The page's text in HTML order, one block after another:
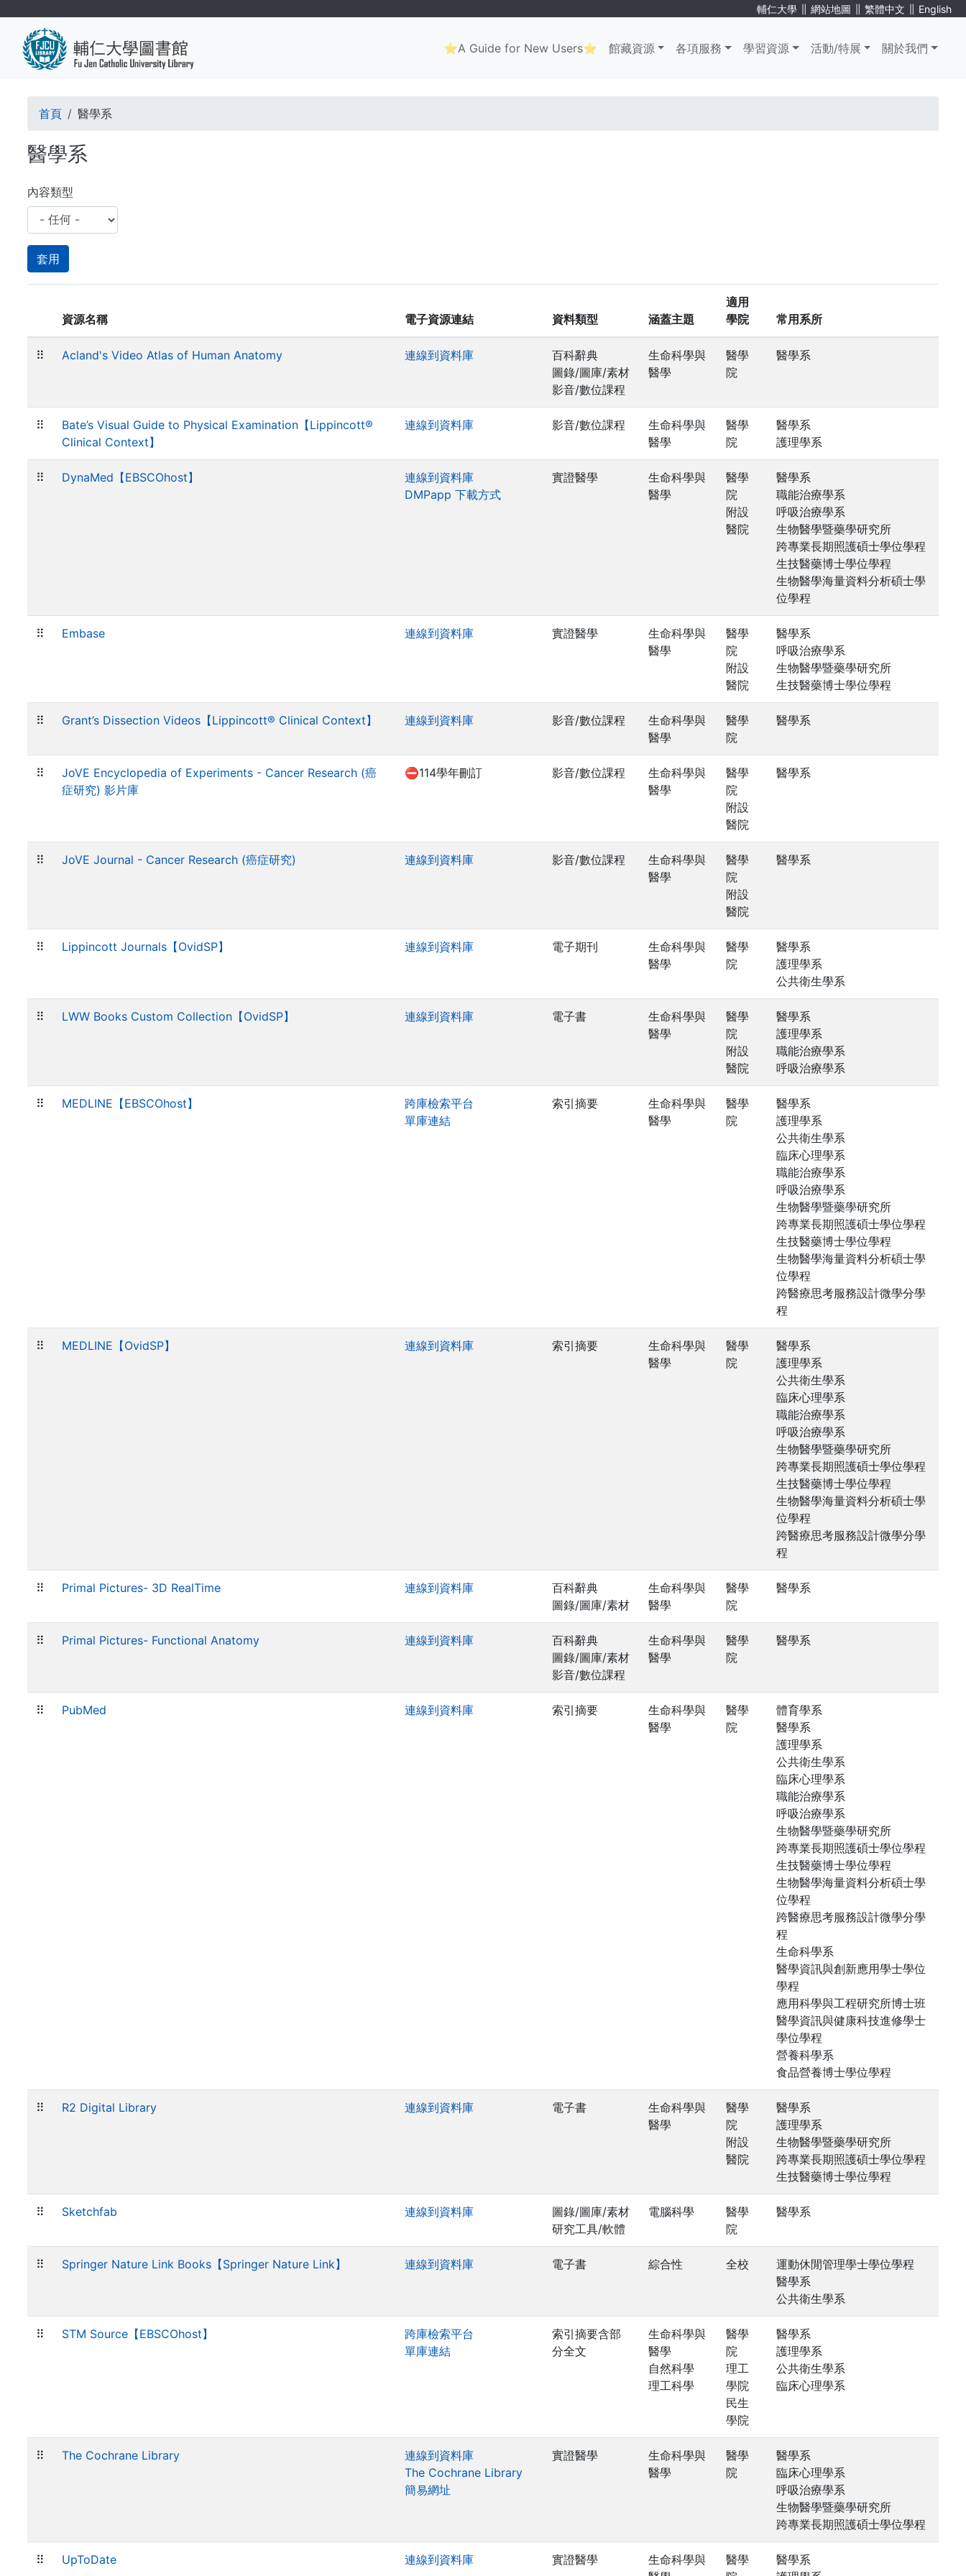
輔仁大學 ∥ 網站地圖 ∥ 繁體中文 ∥ English
Main
navigation
⭐A Guide for New Users⭐ 館藏資源 各項服務 學習資源 活動/特展 關於我們
導
航
連
結
首頁 醫學系
醫學系
內容類型
資源名稱 電子資源連結 資料類型 涵蓋主題
適用
學院
常用系所
⠿ Acland's Video Atlas of Human Anatomy 連線到資料庫
百科辭典
圖錄/圖庫/素材
影音/數位課程
生命科學與
醫學
醫學
院
醫學系
⠿
Bate’s Visual Guide to Physical Examination【Lippincott®
Clinical Context】
連線到資料庫 影音/數位課程
生命科學與
醫學
醫學
院
醫學系
護理學系
⠿ DynaMed【EBSCOhost】
連線到資料庫
DMPapp 下載方式
實證醫學
生命科學與
醫學
醫學
院
附設
醫院
醫學系
職能治療學系
呼吸治療學系
生物醫學暨藥學研究所
跨專業長期照護碩士學位學程
生技醫藥博士學位學程
生物醫學海量資料分析碩士學
位學程
⠿ Embase 連線到資料庫 實證醫學
生命科學與
醫學
醫學
院
附設
醫院
醫學系
呼吸治療學系
生物醫學暨藥學研究所
生技醫藥博士學位學程
⠿ Grant’s Dissection Videos【Lippincott® Clinical Context】 連線到資料庫 影音/數位課程
生命科學與
醫學
醫學
院
醫學系
⠿
JoVE Encyclopedia of Experiments - Cancer Research (癌
症研究) 影片庫
⛔114學年刪訂 影音/數位課程
生命科學與
醫學
醫學
院
附設
醫院
醫學系
⠿ JoVE Journal - Cancer Research (癌症研究) 連線到資料庫 影音/數位課程
生命科學與
醫學
醫學
院
附設
醫院
醫學系
⠿ Lippincott Journals【OvidSP】 連線到資料庫 電子期刊
生命科學與
醫學
醫學
院
醫學系
護理學系
公共衛生學系
⠿ LWW Books Custom Collection【OvidSP】 連線到資料庫 電子書
生命科學與
醫學
醫學
院
附設
醫院
醫學系
護理學系
職能治療學系
呼吸治療學系
⠿ MEDLINE【EBSCOhost】
跨庫檢索平台
單庫連結
索引摘要
生命科學與
醫學
醫學
院
醫學系
護理學系
公共衛生學系
臨床心理學系
職能治療學系
呼吸治療學系
生物醫學暨藥學研究所
跨專業長期照護碩士學位學程
生技醫藥博士學位學程
生物醫學海量資料分析碩士學
位學程
跨醫療思考服務設計微學分學
程
⠿ MEDLINE【OvidSP】 連線到資料庫 索引摘要
生命科學與
醫學
醫學
院
醫學系
護理學系
公共衛生學系
臨床心理學系
職能治療學系
呼吸治療學系
生物醫學暨藥學研究所
跨專業長期照護碩士學位學程
生技醫藥博士學位學程
生物醫學海量資料分析碩士學
位學程
跨醫療思考服務設計微學分學
程
⠿ Primal Pictures- 3D RealTime 連線到資料庫
百科辭典
圖錄/圖庫/素材
生命科學與
醫學
醫學
院
醫學系
⠿ Primal Pictures- Functional Anatomy 連線到資料庫
百科辭典
圖錄/圖庫/素材
影音/數位課程
生命科學與
醫學
醫學
院
醫學系
⠿ PubMed 連線到資料庫 索引摘要
生命科學與
醫學
醫學
院
體育學系
醫學系
護理學系
公共衛生學系
臨床心理學系
職能治療學系
呼吸治療學系
生物醫學暨藥學研究所
跨專業長期照護碩士學位學程
生技醫藥博士學位學程
生物醫學海量資料分析碩士學
位學程
跨醫療思考服務設計微學分學
程
生命科學系
醫學資訊與創新應用學士學位
學程
應用科學與工程研究所博士班
醫學資訊與健康科技進修學士
學位學程
營養科學系
食品營養博士學位學程
⠿ R2 Digital Library 連線到資料庫 電子書
生命科學與
醫學
醫學
院
附設
醫院
醫學系
護理學系
生物醫學暨藥學研究所
跨專業長期照護碩士學位學程
生技醫藥博士學位學程
⠿ Sketchfab 連線到資料庫
圖錄/圖庫/素材
研究工具/軟體
電腦科學
醫學
院
醫學系
⠿ Springer Nature Link Books【Springer Nature Link】 連線到資料庫 電子書 綜合性 全校
運動休閒管理學士學位學程
醫學系
公共衛生學系
⠿ STM Source【EBSCOhost】
跨庫檢索平台
單庫連結
索引摘要含部
分全文
生命科學與
醫學
自然科學
理工科學
醫學
院
理工
學院
民生
學院
醫學系
護理學系
公共衛生學系
臨床心理學系
⠿ The Cochrane Library
連線到資料庫
The Cochrane Library
簡易網址
實證醫學
生命科學與
醫學
醫學
院
醫學系
臨床心理學系
呼吸治療學系
生物醫學暨藥學研究所
跨專業長期照護碩士學位學程
⠿ UpToDate 連線到資料庫 實證醫學
生命科學與
醫學
醫學系